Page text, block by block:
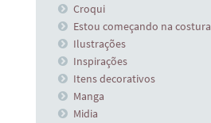
Croqui
Estou começando na costura
Ilustrações
Inspirações
Itens decorativos
Manga
Midia